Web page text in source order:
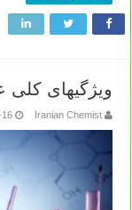
ویژگیهای کلی
Iranian Chemist
16